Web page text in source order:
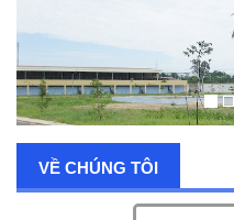
VỀ CHÚNG TÔI